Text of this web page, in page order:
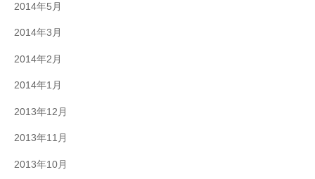
2014年5月
2014年3月
2014年2月
2014年1月
2013年12月
2013年11月
2013年10月